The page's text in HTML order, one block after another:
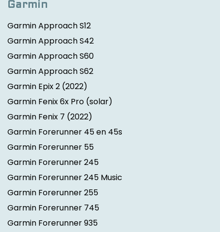
Garmin
Garmin Approach S12
Garmin Approach S42
Garmin Approach S60
Garmin Approach S62
Garmin Epix 2 (2022)
Garmin Fenix 6x Pro (solar)
Garmin Fenix 7 (2022)
Garmin Forerunner 45 en 45s
Garmin Forerunner 55
Garmin Forerunner 245
Garmin Forerunner 245 Music
Garmin Forerunner 255
Garmin Forerunner 745
Garmin Forerunner 935